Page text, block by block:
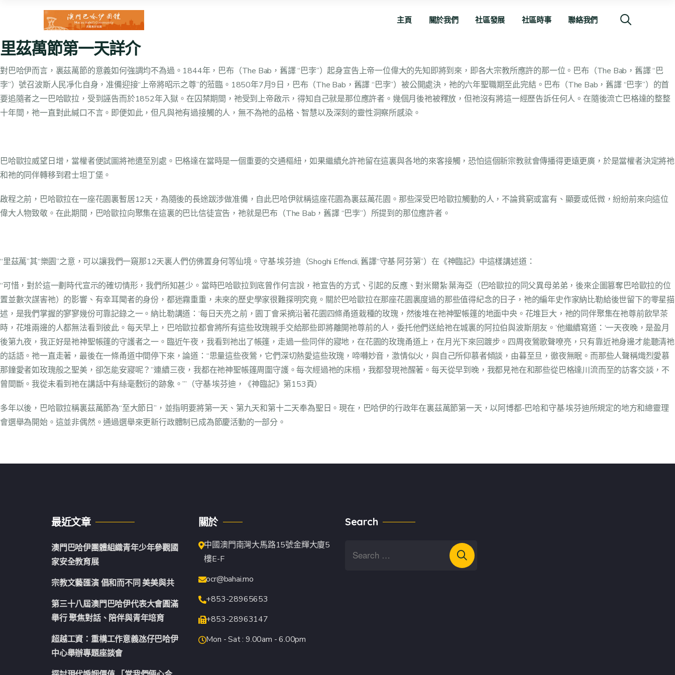
主頁 關於我們 社區發展 社區時事 聯絡我們
里茲萬節第一天詳介
對巴哈伊而言，裏茲萬節的意義如何強調均不為過。1844年，巴布（The Bab，舊譯 “巴孛”）起身宣告上帝一位偉大的先知即將到來，即各大宗教所應許的那一位。巴布（The Bab，舊譯 “巴
孛”）號召波斯人民凈化自身，准備迎接“上帝將昭示之尊”的蒞臨。1850年7月9日，巴布（The Bab，舊譯 “巴孛”）被公開處決，祂的六年聖職期至此完結。巴布（The Bab，舊譯 “巴孛”）的首
要追隨者之一巴哈歐拉，受到誣告而於1852年入獄。在囚禁期間，祂受到上帝啟示，得知自己就是那位應許者。幾個月後祂被釋放，但祂沒有將這一經歷告訴任何人。在隨後流亡巴格達的整整
十年間，祂一直對此緘口不言。即便如此，但凡與祂有過接觸的人，無不為祂的品格、智慧以及深刻的靈性洞察所感染。
巴哈歐拉威望日增，當權者便試圖將祂遣至別處。巴格達在當時是一個重要的交通樞紐，如果繼續允許祂留在這裏與各地的來客接觸，恐怕這個新宗教就會傳播得更遠更廣，於是當權者決定將祂
和祂的同伴轉移到君士坦丁堡。
啟程之前，巴哈歐拉在一座花園裏暫居12天，為隨後的長途跋涉做准備，自此巴哈伊就稱這座花園為裏茲萬花園。那些深受巴哈歐拉觸動的人，不論貧窮或富有、顯要或低微，紛紛前來向這位
偉大人物致敬。在此期間，巴哈歐拉向聚集在這裏的巴比信徒宣告，祂就是巴布（The Bab，舊譯 “巴孛”）所提到的那位應許者。
“里茲萬”其“樂園”之意，可以讓我們一窺那12天裏人們仿佛置身何等仙境。守基·埃芬迪（Shoghi Effendi, 舊譯“守基·阿芬第”）在《神臨記》中這樣講述道：
“可惜，對於這一劃時代宣示的確切情形，我們所知甚少。當時巴哈歐拉到底曾作何言說，祂宣告的方式、引起的反應、對米爾紮·葉海亞（巴哈歐拉的同父異母弟弟，後來企圖篡奪巴哈歐拉的位
置並數次謀害祂）的影響、有幸耳聞者的身份，都迷霧重重，未來的歷史學家很難探明究竟。關於巴哈歐拉在那座花園裏度過的那些值得紀念的日子，祂的編年史作家納比勒給後世留下的零星描
述，是我們掌握的寥寥幾份可靠記錄之一。納比勒講道：‘每日天亮之前，園丁會采摘沿著花園四條甬道栽種的玫瑰，然後堆在祂神聖帳篷的地面中央。花堆巨大，祂的同伴聚集在祂尊前飲早茶
時，花堆兩邊的人都無法看到彼此。每天早上，巴哈歐拉都會將所有這些玫瑰親手交給那些即將離開祂尊前的人，委托他們送給祂在城裏的阿拉伯與波斯朋友。’他繼續寫道：‘一天夜晚，是盈月
後第九夜，我正好是祂神聖帳篷的守護者之一。臨近午夜，我看到祂出了帳篷，走過一些同伴的寢地，在花園的玫瑰甬道上，在月光下來回踱步。四周夜鶯歌聲嘹亮，只有靠近祂身邊才能聽清祂
的話語。祂一直走著，最後在一條甬道中間停下來，論道：“思量這些夜鶯，它們深切熱愛這些玫瑰，啼囀妙音，激情似火，與自己所仰慕者傾談，由暮至旦，徹夜無眠。而那些人聲稱熾烈愛慕
那鐘愛者如玫瑰般之聖美，卻怎能安寢呢？”連續三夜，我都在祂神聖帳篷周圍守護。每次經過祂的床榻，我都發現祂醒著。每天從早到晚，我都見祂在和那些從巴格達川流而至的訪客交談，不
曾間斷。我從未看到祂在講話中有絲毫敷衍的跡象。’”（守基·埃芬迪，《神臨記》第153頁）
多年以後，巴哈歐拉稱裏茲萬節為“至大節日”，並指明要將第一天、第九天和第十二天奉為聖日。現在，巴哈伊的行政年在裏茲萬節第一天，以阿博都-巴哈和守基·埃芬迪所規定的地方和總靈理
會選舉為開始。這並非偶然。通過選舉來更新行政體制已成為節慶活動的一部分。
最近文章
澳門巴哈伊團體組織青年少年參觀國
家安全教育展
宗教文藝匯演 倡和而不同 美美與共
第三十八屆澳門巴哈伊代表大會圓滿
舉行 聚焦對話、陪伴與青年培育
超越工資：重構工作意義氹仔巴哈伊
中心舉辦專題座談會
關於
中國澳門南灣大馬路15號金輝大廈5
樓E-F
ocr@bahai.mo
+853-28965653
+853-28963147
Mon - Sat : 9.00am - 6.00pm
Search